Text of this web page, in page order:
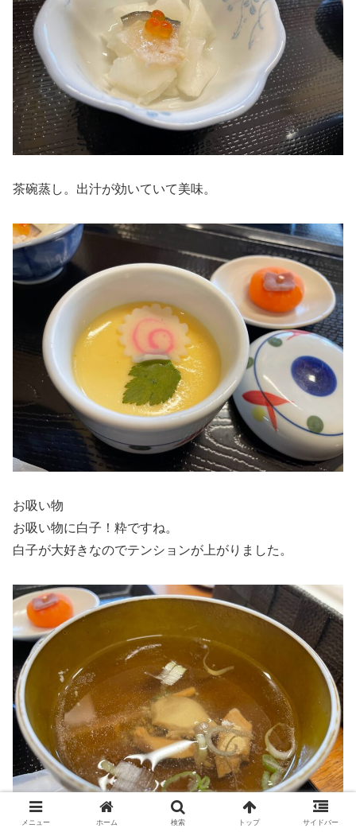
茶碗蒸し。出汁が効いていて美味。
お吸い物
お吸い物に白子！粋ですね。
白子が大好きなのでテンションが上がりました。
メニュー ホーム 検索 トップ サイドバー